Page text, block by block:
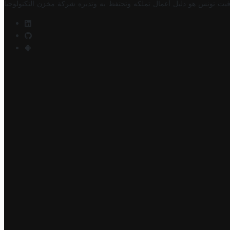
تونس هو دليل أعمال تملكه وتحتفظ به وتديره شركة مخزن التكنولوجيا